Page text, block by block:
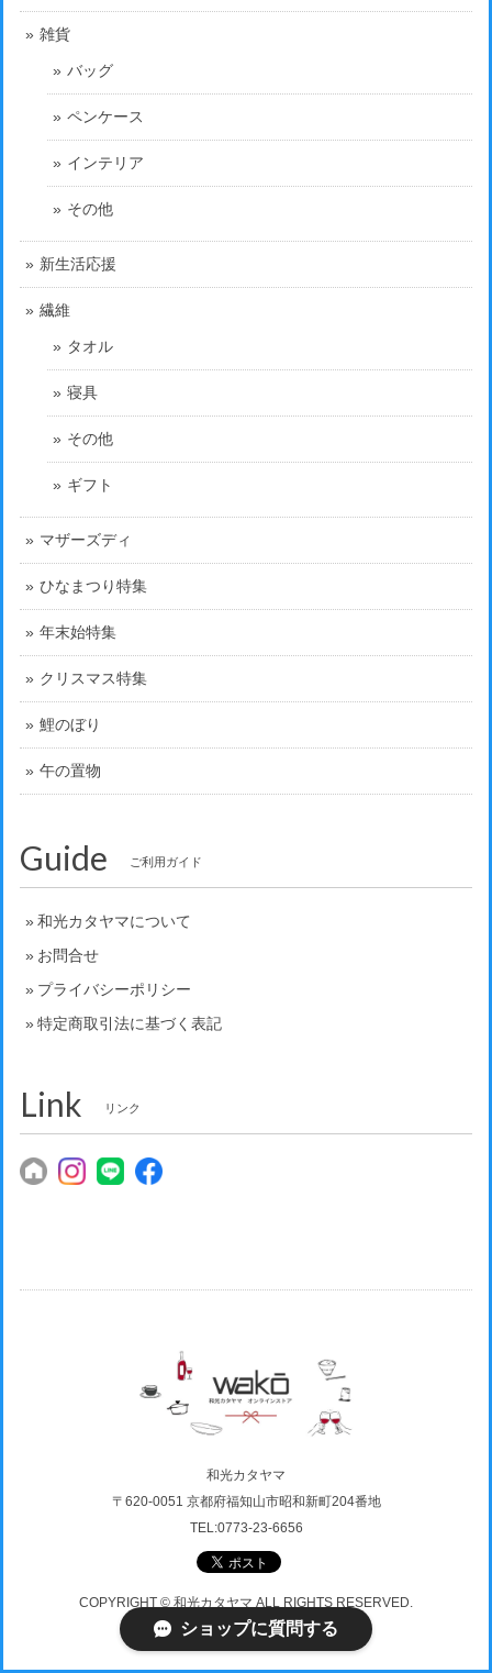
雑貨
バッグ
ペンケース
インテリア
その他
新生活応援
繊維
タオル
寝具
その他
ギフト
マザーズディ
ひなまつり特集
年末始特集
クリスマス特集
鯉のぼり
午の置物
Guide ご利用ガイド
和光カタヤマについて
お問合せ
プライバシーポリシー
特定商取引法に基づく表記
Link リンク
和光カタヤマ
〒620-0051 京都府福知山市昭和新町204番地
TEL:0773-23-6656
COPYRIGHT © 和光カタヤマ ALL RIGHTS RESERVED.
ショップに質問する